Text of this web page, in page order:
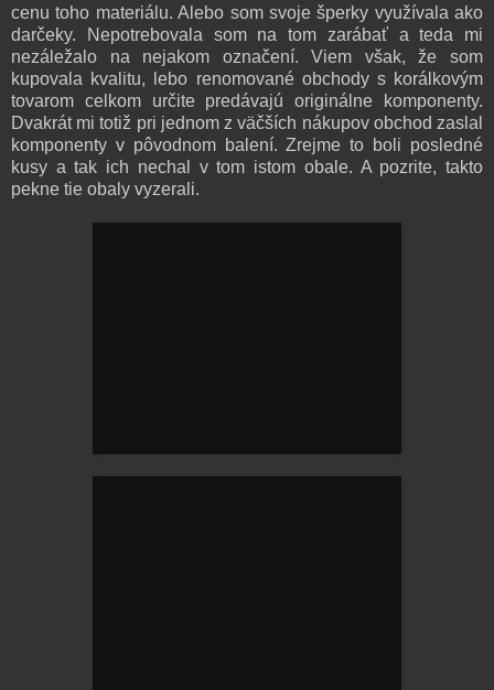
cenu toho materiálu. Alebo som svoje šperky využívala ako
darčeky. Nepotrebovala som na tom zarábať a teda mi
nezáležalo na nejakom označení. Viem však, že som
kupovala kvalitu, lebo renomované obchody s korálkovým
tovarom celkom určite predávajú originálne komponenty.
Dvakrát mi totiž pri jednom z väčších nákupov obchod zaslal
komponenty v pôvodnom balení. Zrejme to boli posledné
kusy a tak ich nechal v tom istom obale. A pozrite, takto
pekne tie obaly vyzerali.